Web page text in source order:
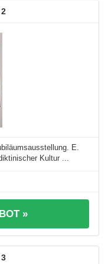
2
E.
Kultur ...
»
3